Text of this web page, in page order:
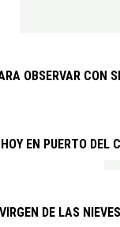
EXTRANJEROS
OBSERVAR CON
EN PUERTO DEL
DE LAS